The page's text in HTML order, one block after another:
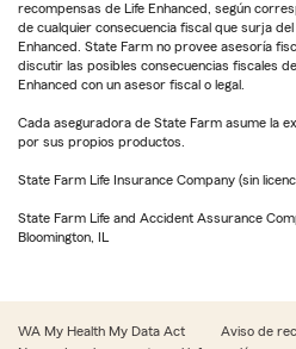
recompensas de Life Enhanced, según
de cualquier consecuencia fiscal que surja
Enhanced. State Farm no provee asesoría
discutir las posibles consecuencias fiscales
Enhanced con un asesor fiscal o legal.
Cada aseguradora de State Farm asume la
por sus propios productos.
State Farm Life Insurance Company (sin
State Farm Life and Accident Assurance
Bloomington, IL
WA My Health My Data Act
Aviso de